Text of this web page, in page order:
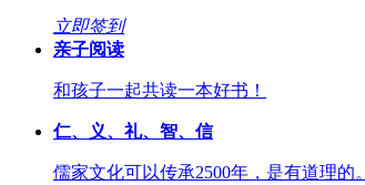
立即签到
亲子阅读
和孩子一起共读一本好书！
仁、义、礼、智、信
儒家文化可以传承2500年，是有道理的。